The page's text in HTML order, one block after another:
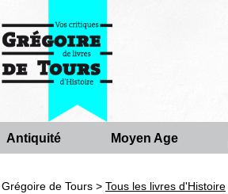
Antiquité Moyen Age
Grégoire de Tours > Tous les livres d'Histoire